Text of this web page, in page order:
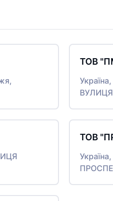
ТОВ
ВУЛИЦЯ
ТОВ